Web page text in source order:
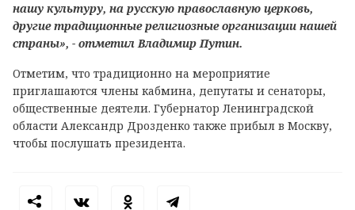
нашу культуру, на русскую православную церковь,
другие традиционные религиозные организации нашей
страны», - отметил Владимир Путин.
Отметим, что традиционно на мероприятие
приглашаются члены кабмина, депутаты и сенаторы,
общественные деятели. Губернатор Ленинградской
области Александр Дрозденко также прибыл в Москву,
чтобы послушать президента.